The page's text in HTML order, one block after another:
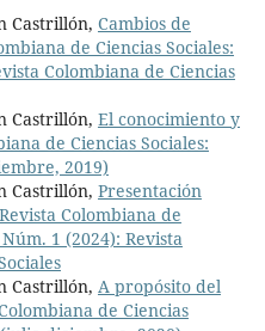
Castrillón, Cambios de
de Ciencias Sociales:
Colombiana de Ciencias
Castrillón, El conocimiento y
de Ciencias Sociales:
2019)
Castrillón, Presentación
Revista Colombiana de
1 (2024): Revista
Castrillón, A propósito del
de Ciencias